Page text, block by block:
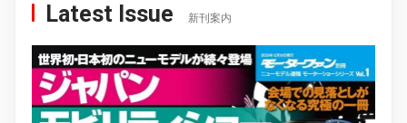
Latest Issue 新刊案内